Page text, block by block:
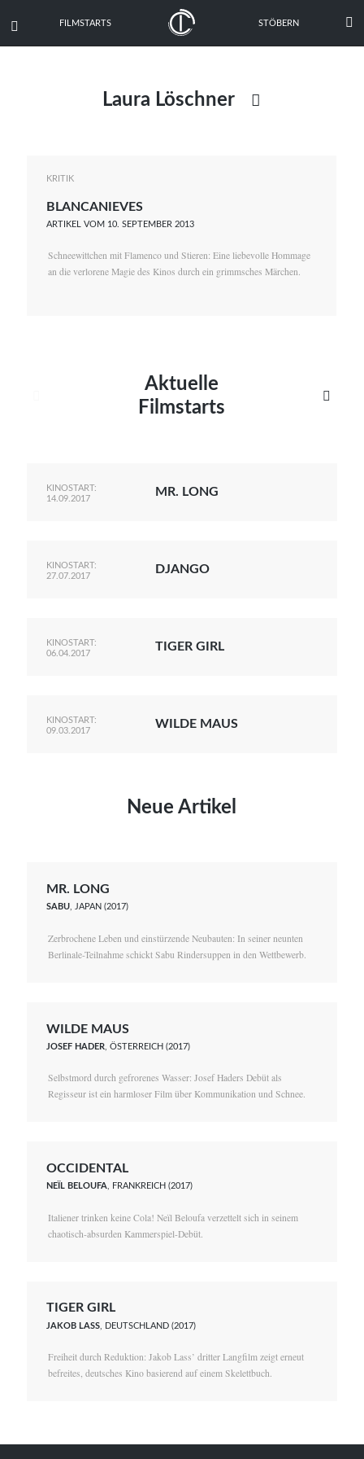
 FILMSTARTS STÖBERN 
Laura Löschner 
Nathanael Brohammer
Isolde Hien
Maximilian Kosing
Stefanie Schneider
Mato von Vogelstein
KRITIK
BLANCANIEVES
ARTIKEL VOM 10. SEPTEMBER 2013
Schneewittchen mit Flamenco und Stieren: Eine liebevolle Hommage
an die verlorene Magie des Kinos durch ein grimmsches Märchen.
Aktuelle
Filmstarts

KINOSTART:
14.09.2017
MR. LONG
KINOSTART:
27.07.2017
DJANGO
KINOSTART:
06.04.2017
TIGER GIRL
KINOSTART:
09.03.2017
WILDE MAUS
Neue Artikel
MR. LONG
SABU, JAPAN (2017)
Zerbrochene Leben und einstürzende Neubauten: In seiner neunten
Berlinale-Teilnahme schickt Sabu Rindersuppen in den Wettbewerb.
WILDE MAUS
JOSEF HADER , ÖSTERREICH (2017)
Selbstmord durch gefrorenes Wasser: Josef Haders Debüt als
Regisseur ist ein harmloser Film über Kommunikation und Schnee.
OCCIDENTAL
NEÏL BELOUFA , FRANKREICH (2017)
Italiener trinken keine Cola! Neïl Beloufa verzettelt sich in seinem
chaotisch-absurden Kammerspiel-Debüt.
TIGER GIRL
JAKOB LASS , DEUTSCHLAND (2017)
Freiheit durch Reduktion: Jakob Lass’ dritter Langfilm zeigt erneut
befreites, deutsches Kino basierend auf einem Skelettbuch.